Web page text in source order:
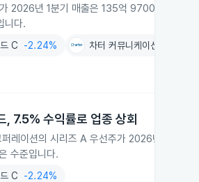
2026년 1분기 매출은 135억 9700만 달러
니다.
C -2.24% 차터 커뮤니케이션스
, 7.5% 수익률로 업종 상회
퍼레이션의 시리즈 A 우선주가 2026년 4월
수준입니다.
C -2.24%